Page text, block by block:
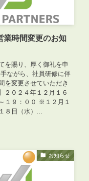
業時間変更のお知
を賜り、厚く御礼を申
ながら、社員研修に伴
を変更させていただき
０２４年１２月１６
１９：００ ※１２月１
８日（水）...
お知らせ